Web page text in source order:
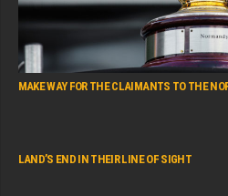
MAKE WAY FOR THE CLAIMANTS TO THE
LAND’S END IN THEIR LINE OF SIGHT